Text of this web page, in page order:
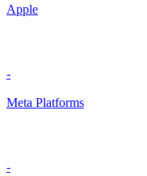
Apple
-
Meta Platforms
-